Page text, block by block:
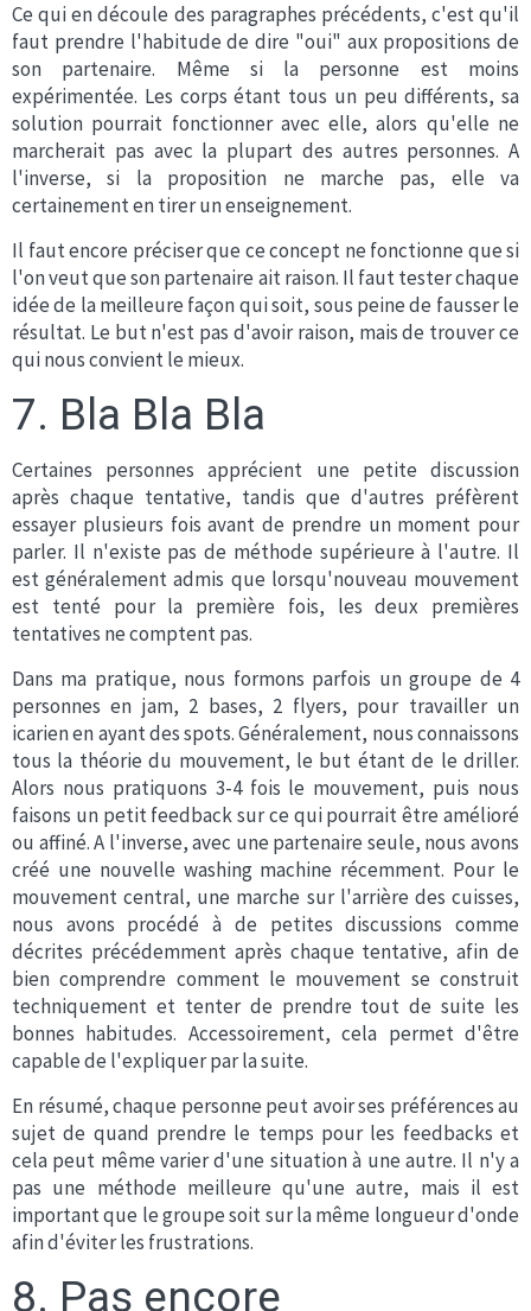
Ce qui en découle des paragraphes précédents, c'est qu'il
faut prendre l'habitude de dire "oui" aux propositions de
son partenaire. Même si la personne est moins
expérimentée. Les corps étant tous un peu différents, sa
solution pourrait fonctionner avec elle, alors qu'elle ne
marcherait pas avec la plupart des autres personnes. A
l'inverse, si la proposition ne marche pas, elle va
certainement en tirer un enseignement.
Il faut encore préciser que ce concept ne fonctionne que si
l'on veut que son partenaire ait raison. Il faut tester chaque
idée de la meilleure façon qui soit, sous peine de fausser le
résultat. Le but n'est pas d'avoir raison, mais de trouver ce
qui nous convient le mieux.
7. Bla Bla Bla
Certaines personnes apprécient une petite discussion
après chaque tentative, tandis que d'autres préfèrent
essayer plusieurs fois avant de prendre un moment pour
parler. Il n'existe pas de méthode supérieure à l'autre. Il
est généralement admis que lorsqu'nouveau mouvement
est tenté pour la première fois, les deux premières
tentatives ne comptent pas.
Dans ma pratique, nous formons parfois un groupe de 4
personnes en jam, 2 bases, 2 flyers, pour travailler un
icarien en ayant des spots. Généralement, nous connaissons
tous la théorie du mouvement, le but étant de le driller.
Alors nous pratiquons 3-4 fois le mouvement, puis nous
faisons un petit feedback sur ce qui pourrait être amélioré
ou affiné. A l'inverse, avec une partenaire seule, nous avons
créé une nouvelle washing machine récemment. Pour le
mouvement central, une marche sur l'arrière des cuisses,
nous avons procédé à de petites discussions comme
décrites précédemment après chaque tentative, afin de
bien comprendre comment le mouvement se construit
techniquement et tenter de prendre tout de suite les
bonnes habitudes. Accessoirement, cela permet d'être
capable de l'expliquer par la suite.
En résumé, chaque personne peut avoir ses préférences au
sujet de quand prendre le temps pour les feedbacks et
cela peut même varier d'une situation à une autre. Il n'y a
pas une méthode meilleure qu'une autre, mais il est
important que le groupe soit sur la même longueur d'onde
afin d'éviter les frustrations.
8. Pas encore